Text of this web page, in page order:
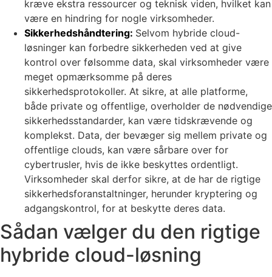
kræve ekstra ressourcer og teknisk viden, hvilket kan
være en hindring for nogle virksomheder.
Sikkerhedshåndtering: Selvom hybride cloud-
løsninger kan forbedre sikkerheden ved at give
kontrol over følsomme data, skal virksomheder være
meget opmærksomme på deres
sikkerhedsprotokoller. At sikre, at alle platforme,
både private og offentlige, overholder de nødvendige
sikkerhedsstandarder, kan være tidskrævende og
komplekst. Data, der bevæger sig mellem private og
offentlige clouds, kan være sårbare over for
cybertrusler, hvis de ikke beskyttes ordentligt.
Virksomheder skal derfor sikre, at de har de rigtige
sikkerhedsforanstaltninger, herunder kryptering og
adgangskontrol, for at beskytte deres data.
Sådan vælger du den rigtige
hybride cloud-løsning